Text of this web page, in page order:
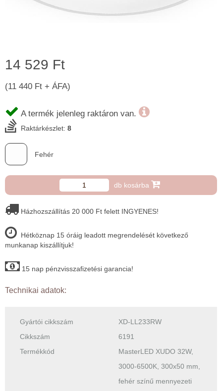
14 529 Ft
(11 440 Ft + ÁFA)
A termék jelenleg raktáron van.
Raktárkészlet: 8
Fehér
db kosárba
Házhozszállítás 20 000 Ft felett INGYENES!
Hétköznap 15 óráig leadott megrendelését következő
munkanap kiszállítjuk!
15 nap pénzvisszafizetési garancia!
Technikai adatok:
Gyártói cikkszám
XD-LL233RW
Cikkszám
6191
Termékkód
MasterLED XUDO 32W,
3000-6500K, 300x50 mm,
fehér színű mennyezeti